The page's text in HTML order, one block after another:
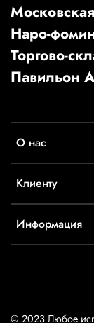
О нас
Клиенту
Информация
Наро-
Торгово-
Павильон
© 2023 Любое